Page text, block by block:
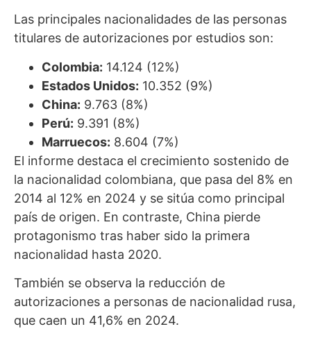
Las principales nacionalidades de las personas
titulares de autorizaciones por estudios son:
Colombia: 14.124 (12%)
Estados Unidos: 10.352 (9%)
China: 9.763 (8%)
Perú: 9.391 (8%)
Marruecos: 8.604 (7%)
El informe destaca el crecimiento sostenido de
la nacionalidad colombiana, que pasa del 8% en
2014 al 12% en 2024 y se sitúa como principal
país de origen. En contraste, China pierde
protagonismo tras haber sido la primera
nacionalidad hasta 2020.
También se observa la reducción de
autorizaciones a personas de nacionalidad rusa,
que caen un 41,6% en 2024.